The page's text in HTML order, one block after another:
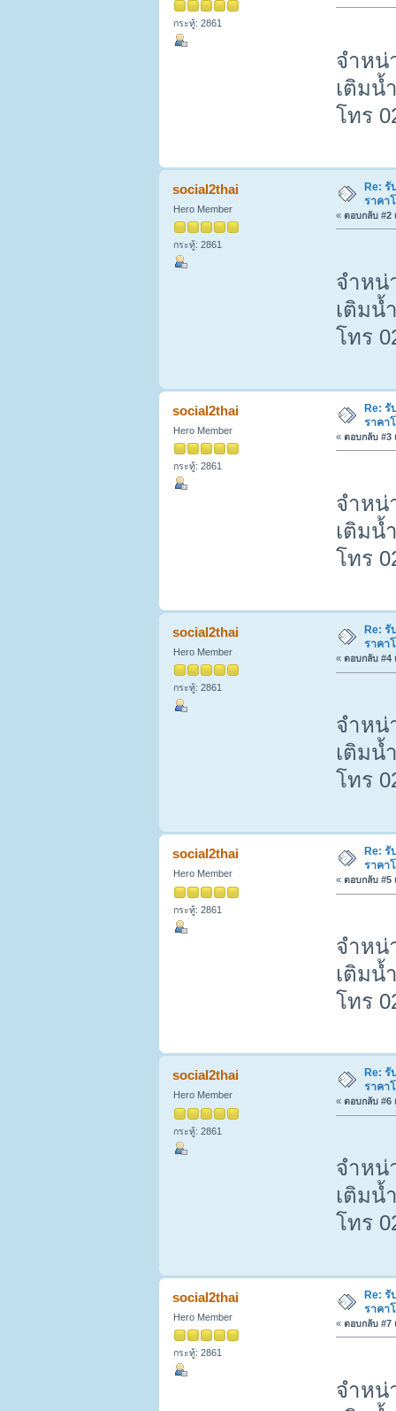
กระทู้: 2861
จำหน่
เติมน้
โทร
social2thai
Hero Member
กระทู้: 2861
Re: รั
ราคา
« ตอบกลับ #2
จำหน่
เติมน้
โทร
social2thai
Hero Member
กระทู้: 2861
Re: รั
ราคา
« ตอบกลับ #3
จำหน่
เติมน้
โทร
social2thai
Hero Member
กระทู้: 2861
Re: รั
ราคา
« ตอบกลับ #4
จำหน่
เติมน้
โทร
social2thai
Hero Member
กระทู้: 2861
Re: รั
ราคา
« ตอบกลับ #5
จำหน่
เติมน้
โทร
social2thai
Hero Member
กระทู้: 2861
Re: รั
ราคา
« ตอบกลับ #6
จำหน่
เติมน้
โทร
social2thai
Hero Member
กระทู้: 2861
Re: รั
ราคา
« ตอบกลับ #7
จำหน่